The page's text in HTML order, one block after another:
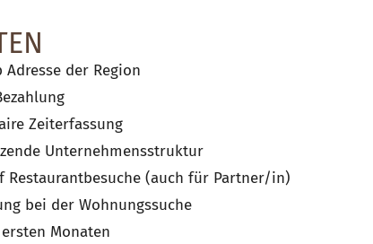
der Region
Zeiterfassung
Unternehmensstruktur
Restaurantbesuche (auch für Partner/in)
bei der Wohnungssuche
Monaten